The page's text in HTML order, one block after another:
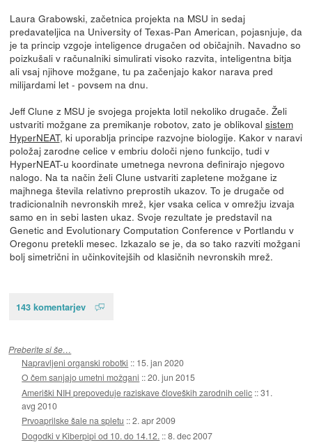
Laura Grabowski, začetnica projekta na MSU in sedaj
predavateljica na University of Texas-Pan American, pojasnjuje, da
je ta princip vzgoje inteligence drugačen od običajnih. Navadno so
poizkušali v računalniki simulirati visoko razvita, inteligentna bitja
ali vsaj njihove možgane, tu pa začenjajo kakor narava pred
milijardami let - povsem na dnu.
Jeff Clune z MSU je svojega projekta lotil nekoliko drugače. Želi
ustvariti možgane za premikanje robotov, zato je oblikoval sistem
HyperNEAT, ki uporablja principe razvojne biologije. Kakor v naravi
položaj zarodne celice v embriu določi njeno funkcijo, tudi v
HyperNEAT-u koordinate umetnega nevrona definirajo njegovo
nalogo. Na ta način želi Clune ustvariti zapletene možgane iz
majhnega števila relativno preprostih ukazov. To je drugače od
tradicionalnih nevronskih mrež, kjer vsaka celica v omrežju izvaja
samo en in sebi lasten ukaz. Svoje rezultate je predstavil na
Genetic and Evolutionary Computation Conference v Portlandu v
Oregonu pretekli mesec. Izkazalo se je, da so tako razviti možgani
bolj simetrični in učinkovitejših od klasičnih nevronskih mrež.
143 komentarjev
Preberite si še…
Napravljeni organski robotki :: 15. jan 2020
O čem sanjajo umetni možgani ::20. jun 2015
Ameriški NIH prepoveduje raziskave človeških zarodnih celic ::31.
avg 2010
Prvoaprilske šale na spletu ::2. apr 2009
Dogodki v Kiberpipi od 10. do 14.12. ::8. dec 2007